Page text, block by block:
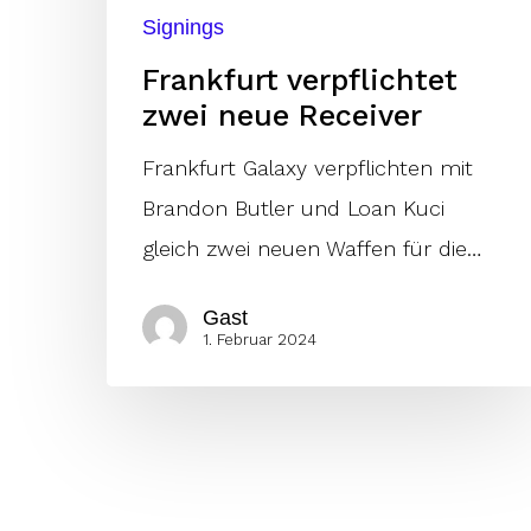
Signings
Frankfurt verpflichtet
zwei neue Receiver
Frankfurt Galaxy verpflichten mit
Brandon Butler und Loan Kuci
gleich zwei neuen Waffen für die…
Gast
1. Februar 2024